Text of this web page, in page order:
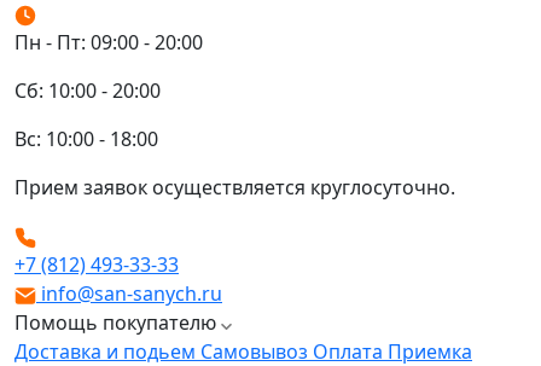
Пн - Пт: 09:00 - 20:00
Сб: 10:00 - 20:00
Вс: 10:00 - 18:00
Прием заявок осуществляется круглосуточно.
+7 (812) 493-33-33
info@san-sanych.ru
Помощь покупателю
Доставка и подьем Самовывоз Оплата Приемка